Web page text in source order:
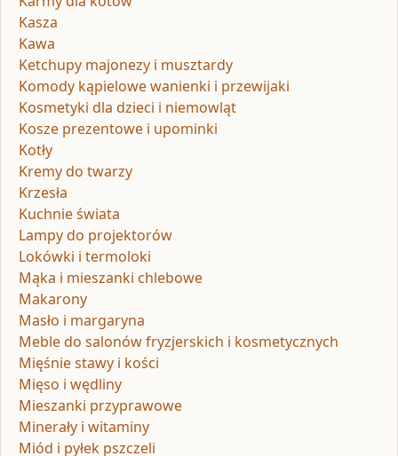
Kasza
Kawa
Ketchupy majonezy i musztardy
Komody kąpielowe wanienki i przewijaki
Kosmetyki dla dzieci i niemowląt
Kosze prezentowe i upominki
Kotły
Kremy do twarzy
Krzesła
Kuchnie świata
Lampy do projektorów
Lokówki i termoloki
Mąka i mieszanki chlebowe
Makarony
Masło i margaryna
Meble do salonów fryzjerskich i kosmetycznych
Mięśnie stawy i kości
Mięso i wędliny
Mieszanki przyprawowe
Minerały i witaminy
Miód i pyłek pszczeli